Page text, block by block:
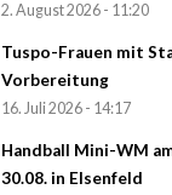
2. August 2026 - 11:20
Tuspo-Frauen mit
Vorbereitung
16. Juli 2026 - 14:17
Handball Mini-WM
30.08. in Elsenfeld